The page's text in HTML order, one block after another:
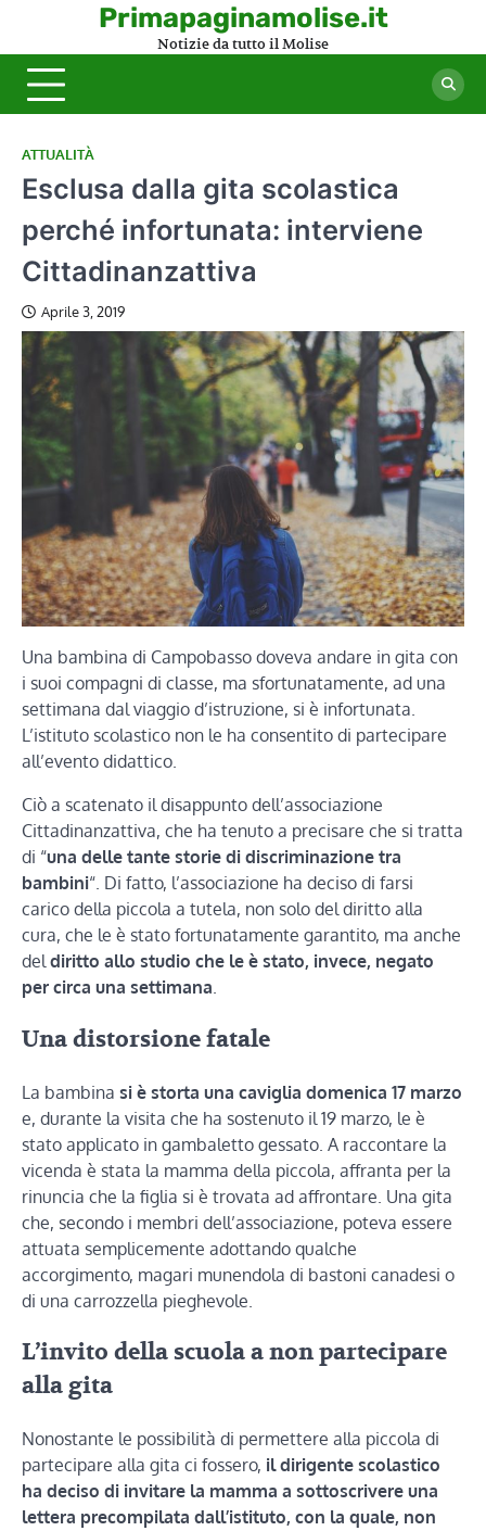
content
Primapaginamolise.it
Notizie da tutto il Molise
ATTUALITÀ
Esclusa dalla gita scolastica
perché infortunata: interviene
Cittadinanzattiva
Aprile 3, 2019
Una bambina di Campobasso doveva andare in gita con
i suoi compagni di classe, ma sfortunatamente, ad una
settimana dal viaggio d’istruzione, si è infortunata.
L’istituto scolastico non le ha consentito di partecipare
all’evento didattico.
Ciò a scatenato il disappunto dell’associazione
Cittadinanzattiva, che ha tenuto a precisare che si tratta
di “una delle tante storie di discriminazione tra
bambini“. Di fatto, l’associazione ha deciso di farsi
carico della piccola a tutela, non solo del diritto alla
cura, che le è stato fortunatamente garantito, ma anche
del diritto allo studio che le è stato, invece, negato
per circa una settimana
Una distorsione fatale
La bambina si è storta una caviglia domenica 17 marzo
e, durante la visita che ha sostenuto il 19 marzo, le è
stato applicato in gambaletto gessato. A raccontare la
vicenda è stata la mamma della piccola, affranta per la
rinuncia che la figlia si è trovata ad affrontare. Una gita
che, secondo i membri dell’associazione, poteva essere
attuata semplicemente adottando qualche
accorgimento, magari munendola di bastoni canadesi o
di una carrozzella pieghevole.
L’invito della scuola a non partecipare
alla gita
Nonostante le possibilità di permettere alla piccola di
partecipare alla gita ci fossero, il dirigente scolastico
ha deciso di invitare la mamma a sottoscrivere una
lettera precompilata dall’istituto, con la quale, non